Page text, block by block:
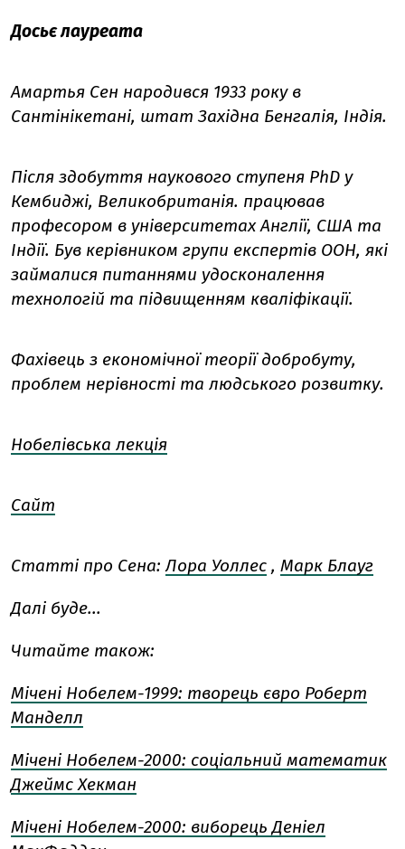
Досьє лауреата
Амартья Сен народився 1933 року в
Сантінікетані, штат Західна Бенгалія, Індія.
Після здобуття наукового ступеня PhD у
Кембиджі, Великобританія. працював
професором в університетах Англії, США та
Індії. Був керівником групи експертів ООН, які
займалися питаннями удосконалення
технологій та підвищенням кваліфікації.
Фахівець з економічної теорії добробуту,
проблем нерівності та людського розвитку.
Нобелівська лекція
Сайт
Статті про Сена:Лора Уоллес , Марк Блауг
Далі буде...
Читайте також:
Мічені Нобелем-1999: творець євро Роберт
Манделл
Мічені Нобелем-2000: соціальний математик
Джеймс Хекман
Мічені Нобелем-2000: виборець Деніел